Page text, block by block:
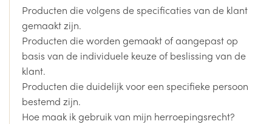
Producten die volgens de specificaties van de klant
gemaakt zijn.
Producten die worden gemaakt of aangepast op
basis van de individuele keuze of beslissing van de
klant.
Producten die duidelijk voor een specifieke persoon
bestemd zijn.
Hoe maak ik gebruik van mijn herroepingsrecht?